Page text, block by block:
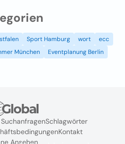
Sport Hamburg wort
ecc
München
Eventplanung Berlin
Schlagwörter
Kontakt
Ansehen